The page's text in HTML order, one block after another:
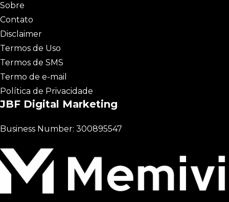
Sobre
Contato
Disclaimer
Termos de Uso
Termos de SMS
Termo de e-mail
Política de Privacidade
JBF Digital Marketing
Business Number: 300895547